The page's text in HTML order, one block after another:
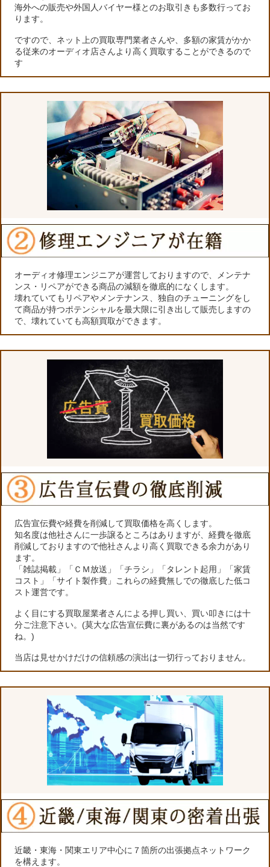
海外への販売や外国人バイヤー様とのお取引きも多数行ってお
ります。
ですので、ネット上の買取専門業者さんや、多額の家賃がかか
る従来のオーディオ店さんより高く買取することができるので
す
オーディオ修理エンジニアが運営しておりますので、メンテナ
ンス・リペアができる商品の減額を徹底的になくします。
壊れていてもリペアやメンテナンス、独自のチューニングをし
て商品が持つポテンシャルを最大限に引き出して販売しますの
で、壊れていても高額買取ができます。
広告宣伝費や経費を削減して買取価格を高くします。
知名度は他社さんに一歩譲るところはありますが、経費を徹底
削減しておりますので他社さんより高く買取できる余力があり
ます。
「雑誌掲載」「ＣＭ放送」「チラシ」「タレント起用」「家賃
コスト」「サイト製作費」これらの経費無しでの徹底した低コ
スト運営です。
よく目にする買取屋業者さんによる押し買い、買い叩きには十
分ご注意下さい。(莫大な広告宣伝費に裏があるのは当然です
ね。)
当店は見せかけだけの信頼感の演出は一切行っておりません。
近畿・東海・関東エリア中心に７箇所の出張拠点ネットワーク
を構えます。